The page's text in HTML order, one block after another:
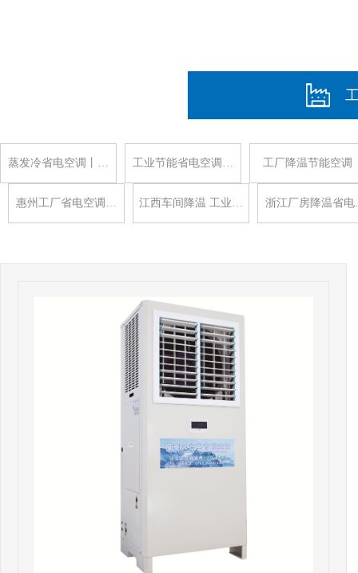
蒸发冷省电空调丨… 工业节能省电空调… 工厂降温节能空调
惠州工厂省电空调… 江西车间降温 工业… 浙江厂房降温省